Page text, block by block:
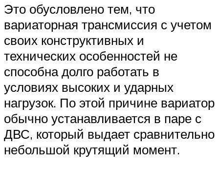
Это обусловлено тем, что
вариаторная трансмиссия с учетом
своих конструктивных и
технических особенностей не
способна долго работать в
условиях высоких и ударных
нагрузок. По этой причине вариатор
обычно устанавливается в паре с
ДВС, который выдает сравнительно
небольшой крутящий момент.